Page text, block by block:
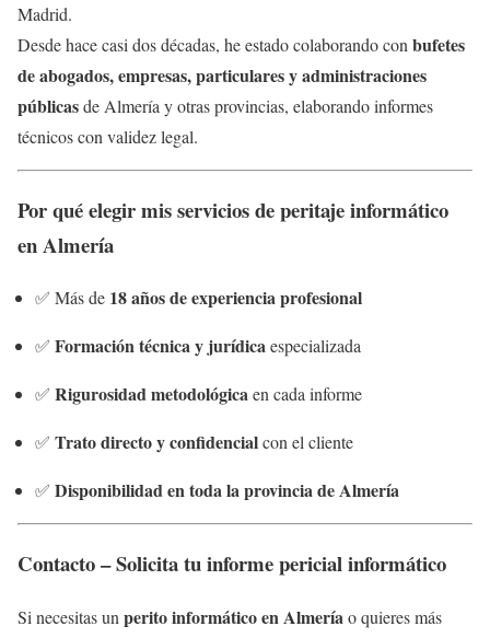
Madrid.
Desde hace casi dos décadas, he estado colaborando con bufetes
de abogados, empresas, particulares y administraciones
públicasde Almería y otras provincias, elaborando informes
técnicos con validez legal.
Por qué elegir mis servicios de peritaje informático
en Almería
✅ Más de 18 años de experiencia profesional
✅ Formación técnica y jurídicaespecializada
✅ Rigurosidad metodológicaen cada informe
✅ Trato directo y confidencialcon el cliente
✅ Disponibilidad en toda la provincia de Almería
Contacto – Solicita tu informe pericial informático
Si necesitas un perito informático en Almeríao quieres más